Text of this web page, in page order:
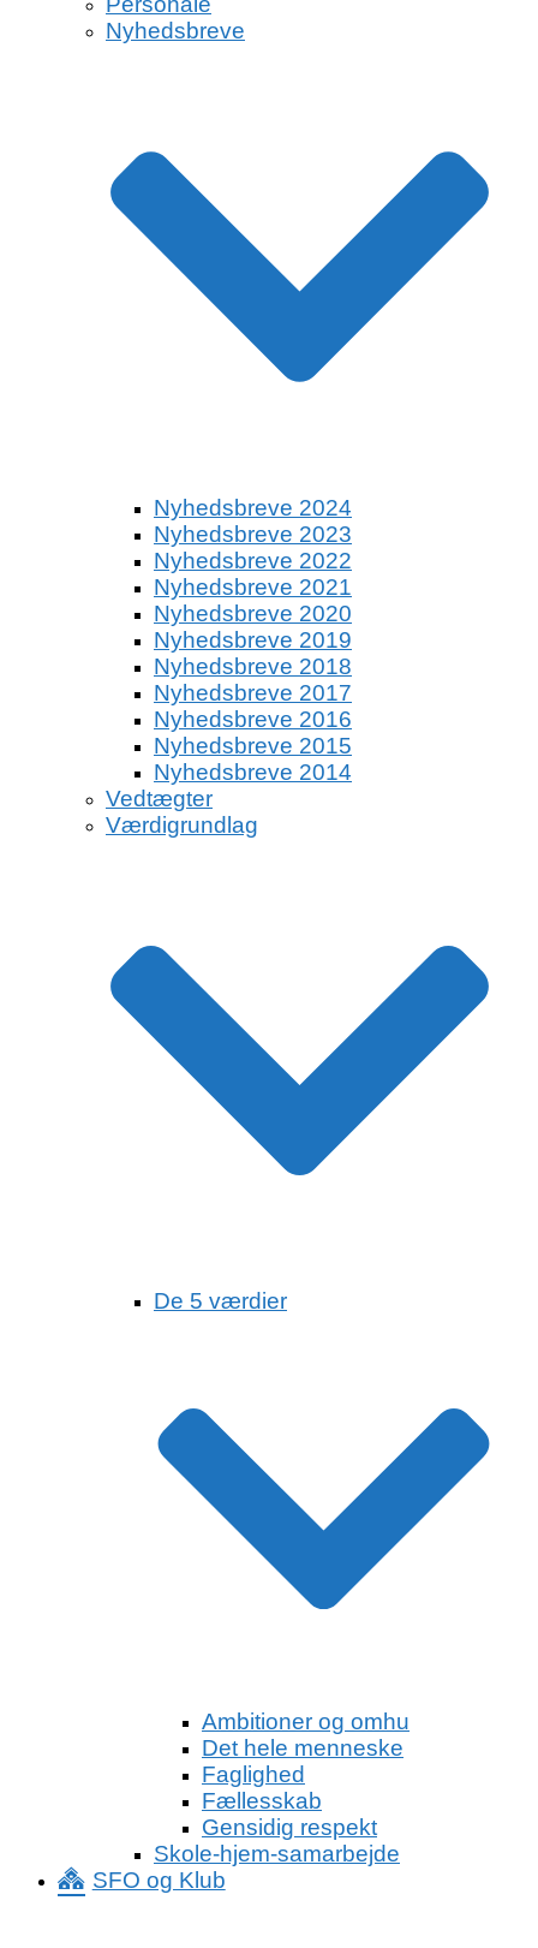
Nyhedsbreve
Nyhedsbreve 2024
Nyhedsbreve 2023
Nyhedsbreve 2022
Nyhedsbreve 2021
Nyhedsbreve 2020
Nyhedsbreve 2019
Nyhedsbreve 2018
Nyhedsbreve 2017
Nyhedsbreve 2016
Nyhedsbreve 2015
Nyhedsbreve 2014
Vedtægter
Værdigrundlag
De 5 værdier
Ambitioner og omhu
Det hele menneske
Faglighed
Fællesskab
Gensidig respekt
Skole-hjem-samarbejde
SFO og Klub